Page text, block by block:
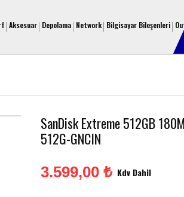
Aksesuar Depolama Network Bilgisayar Bileşenleri
SanDisk Extreme 512GB
512G-GNCIN
3.599,00 ₺ Kdv Dahil